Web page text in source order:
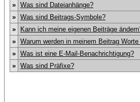
» Was sind Dateianhänge?
» Was sind Beitrags-Symbole?
»
Kann ich meine eigenen Beiträge
» Warum werden in meinem Beitrag
» Was ist eine E-Mail-Benachrichtigung?
» Was sind Präfixe?